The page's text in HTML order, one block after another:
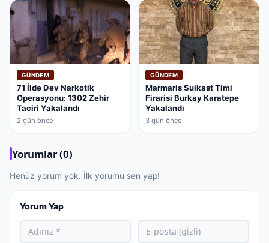
GÜNDEM
71 İlde Dev Narkotik
Operasyonu: 1302 Zehir
Taciri Yakalandı
2 gün önce
GÜNDEM
Marmaris Suikast Timi
Firarisi Burkay Karatepe
Yakalandı
3 gün önce
Yorumlar (0)
Henüz yorum yok. İlk yorumu sen yap!
Yorum Yap